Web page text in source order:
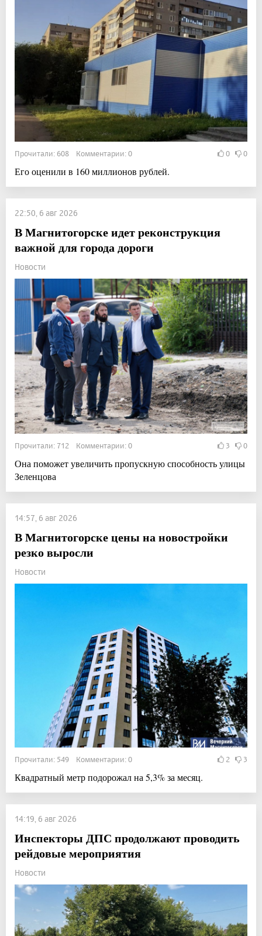
Прочитали: 608 Комментарии: 0 0 0
Его оценили в 160 миллионов рублей.
22:50, 6 авг 2026
В Магнитогорске идет реконструкция
важной для города дороги
Новости
Прочитали: 712 Комментарии: 0 3 0
Она поможет увеличить пропускную способность улицы
Зеленцова
14:57, 6 авг 2026
В Магнитогорске цены на новостройки
резко выросли
Новости
Прочитали: 549 Комментарии: 0 2 3
Квадратный метр подорожал на 5,3% за месяц.
14:19, 6 авг 2026
Инспекторы ДПС продолжают проводить
рейдовые мероприятия
Новости